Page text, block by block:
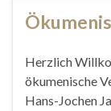
Herzlich
ökumenische
Hans-Jochen